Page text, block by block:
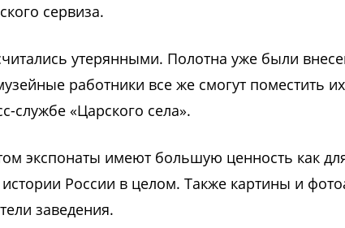
сервиза.
утерянными. Полотна уже были
работники все же смогут поместить
службе «Царского села».
экспонаты имеют большую ценность как
истории России в целом. Также картины и
заведения.